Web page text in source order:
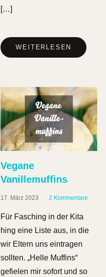
[…]
WEITERLESEN
Vegane
Vanillemuffins
17. März 2023 2 Kommentare
Für Fasching in der Kita
hing eine Liste aus, in die
wir Eltern uns eintragen
sollten. „Helle Muffins“
gefielen mir sofort und so